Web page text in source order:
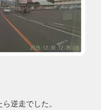
逆走でした。